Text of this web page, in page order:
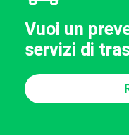
Vuoi un
servizi di